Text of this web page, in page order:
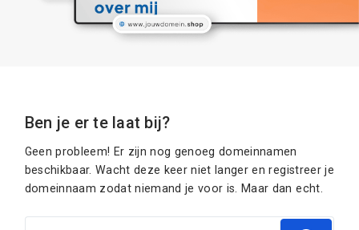
Ben je er te laat bij?
Geen probleem! Er zijn nog genoeg domeinnamen
beschikbaar. Wacht deze keer niet langer en registreer je
domeinnaam zodat niemand je voor is. Maar dan echt.